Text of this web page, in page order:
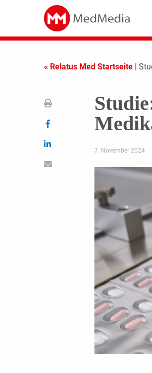
« Relatus Med Startseite |
7. November 2024